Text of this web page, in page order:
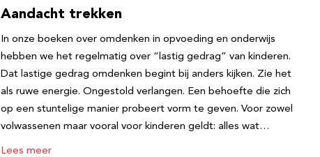
Aandacht trekken
In onze boeken over omdenken in opvoeding en onderwijs
hebben we het regelmatig over “lastig gedrag” van kinderen.
Dat lastige gedrag omdenken begint bij anders kijken. Zie het
als ruwe energie. Ongestold verlangen. Een behoefte die zich
op een stuntelige manier probeert vorm te geven. Voor zowel
volwassenen maar vooral voor kinderen geldt: alles wat…
Lees meer